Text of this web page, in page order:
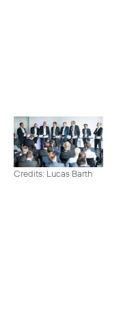
Credits: Lucas Barth